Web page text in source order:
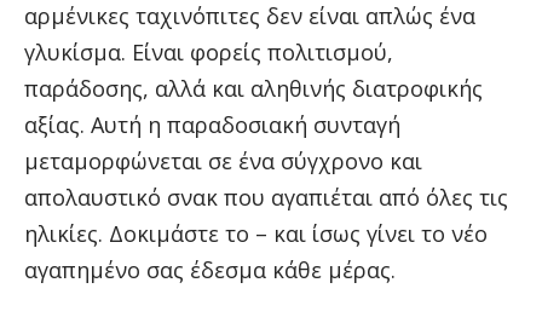
αρμένικες ταχινόπιτες δεν είναι απλώς ένα
γλυκίσμα. Είναι φορείς πολιτισμού,
παράδοσης, αλλά και αληθινής διατροφικής
αξίας. Αυτή η παραδοσιακή συνταγή
μεταμορφώνεται σε ένα σύγχρονο και
απολαυστικό σνακ που αγαπιέται από όλες τις
ηλικίες. Δοκιμάστε το – και ίσως γίνει το νέο
αγαπημένο σας έδεσμα κάθε μέρας.